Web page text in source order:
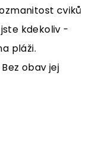
cviků
kdekoliv -
pláži.
obav jej